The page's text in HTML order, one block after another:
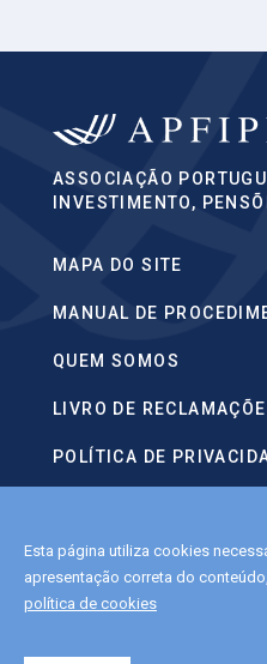
Esta página utiliza cookies
apresentação correta do
política de cookies
ASSOCIAÇÃO
INVESTIMENTO,
MAPA DO SITE
MANUAL DE
QUEM SOMOS
LIVRO DE
POLÍTICA DE
POLÍTICA DE COOKIES